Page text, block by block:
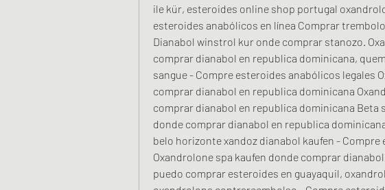
ile kür, esteroides online shop portugal
esteroides anabólicos en línea Comprar
Dianabol winstrol kur onde comprar stanozo.
comprar dianabol en republica dominicana,
sangue - Compre esteroides anabólicos legales
comprar dianabol en republica dominicana
comprar dianabol en republica dominicana Beta
donde comprar dianabol en republica
belo horizonte xandoz dianabol kaufen -
Oxandrolone spa kaufen donde comprar
puedo comprar esteroides en guayaquil,